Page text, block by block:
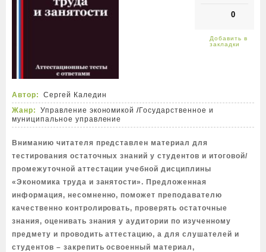
0
Автор:
Сергей Каледин
Жанр:
Управление экономикой /Государственное и
муниципальное управление
Вниманию читателя представлен материал для
тестирования остаточных знаний у студентов и итоговой/
промежуточной аттестации учебной дисциплины
«Экономика труда и занятости». Предложенная
информация, несомненно, поможет преподавателю
качественно контролировать, проверять остаточные
знания, оценивать знания у аудитории по изученному
предмету и проводить аттестацию, а для слушателей и
студентов – закрепить освоенный материал,